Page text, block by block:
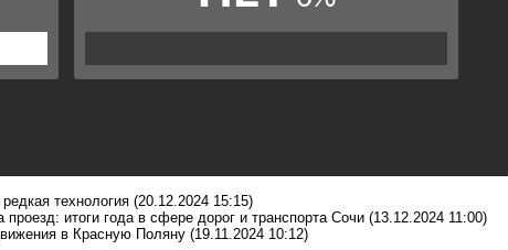
технология (20.12.2024 15:15)
итоги года в сфере дорог и транспорта Сочи (13.12.2024 11:00)
в Красную Поляну (19.11.2024 10:12)